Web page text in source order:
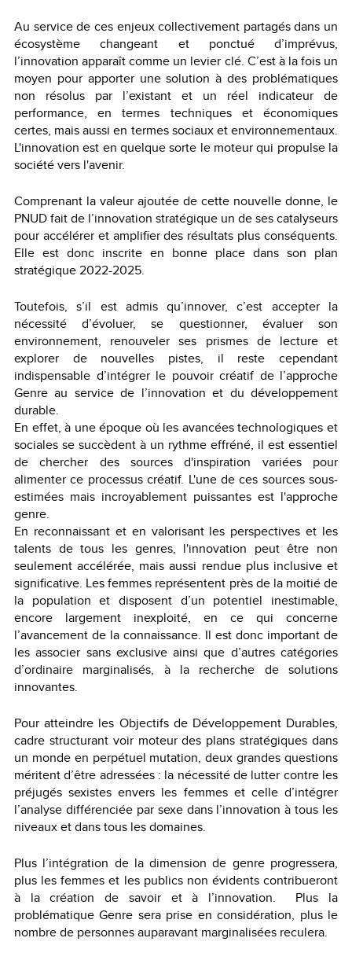
Au service de ces enjeux collectivement partagés dans un
écosystème changeant et ponctué d’imprévus,
l’innovation apparaît comme un levier clé. C’est à la fois un
moyen pour apporter une solution à des problématiques
non résolus par l’existant et un réel indicateur de
performance, en termes techniques et économiques
certes, mais aussi en termes sociaux et environnementaux.
L'innovation est en quelque sorte le moteur qui propulse la
société vers l'avenir.
Comprenant la valeur ajoutée de cette nouvelle donne, le
PNUD fait de l’innovation stratégique un de ses catalyseurs
pour accélérer et amplifier des résultats plus conséquents.
Elle est donc inscrite en bonne place dans son plan
stratégique 2022-2025.
Toutefois, s’il est admis qu’innover, c’est accepter la
nécessité d’évoluer, se questionner, évaluer son
environnement, renouveler ses prismes de lecture et
explorer de nouvelles pistes, il reste cependant
indispensable d’intégrer le pouvoir créatif de l’approche
Genre au service de l’innovation et du développement
durable.
En effet, à une époque où les avancées technologiques et
sociales se succèdent à un rythme effréné, il est essentiel
de chercher des sources d'inspiration variées pour
alimenter ce processus créatif. L'une de ces sources sous-
estimées mais incroyablement puissantes est l'approche
genre.
En reconnaissant et en valorisant les perspectives et les
talents de tous les genres, l'innovation peut être non
seulement accélérée, mais aussi rendue plus inclusive et
significative. Les femmes représentent près de la moitié de
la population et disposent d’un potentiel inestimable,
encore largement inexploité, en ce qui concerne
l’avancement de la connaissance. Il est donc important de
les associer sans exclusive ainsi que d’autres catégories
d’ordinaire marginalisés, à la recherche de solutions
innovantes.
Pour atteindre les Objectifs de Développement Durables,
cadre structurant voir moteur des plans stratégiques dans
un monde en perpétuel mutation, deux grandes questions
méritent d’être adressées : la nécessité de lutter contre les
préjugés sexistes envers les femmes et celle d’intégrer
l’analyse différenciée par sexe dans l’innovation à tous les
niveaux et dans tous les domaines.
Plus l’intégration de la dimension de genre progressera,
plus les femmes et les publics non évidents contribueront
à la création de savoir et à l’innovation. Plus la
problématique Genre sera prise en considération, plus le
nombre de personnes auparavant marginalisées reculera.